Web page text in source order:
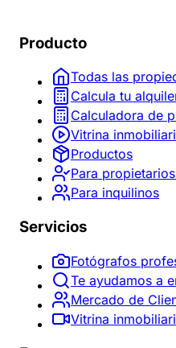
Producto
Todas las
Calcula tu
Calculadora de
Vitrina
Productos
Para
Para inquilinos
Servicios
Fotógrafos
Te ayudamos a
Mercado de
Vitrina